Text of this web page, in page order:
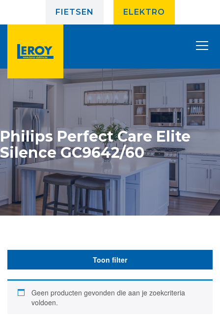
FIETSEN ELEKTRO
Philips Perfect Care Elite
Silence GC9642/60
Toon filter
Geen producten gevonden die aan je zoekcriteria
voldoen.